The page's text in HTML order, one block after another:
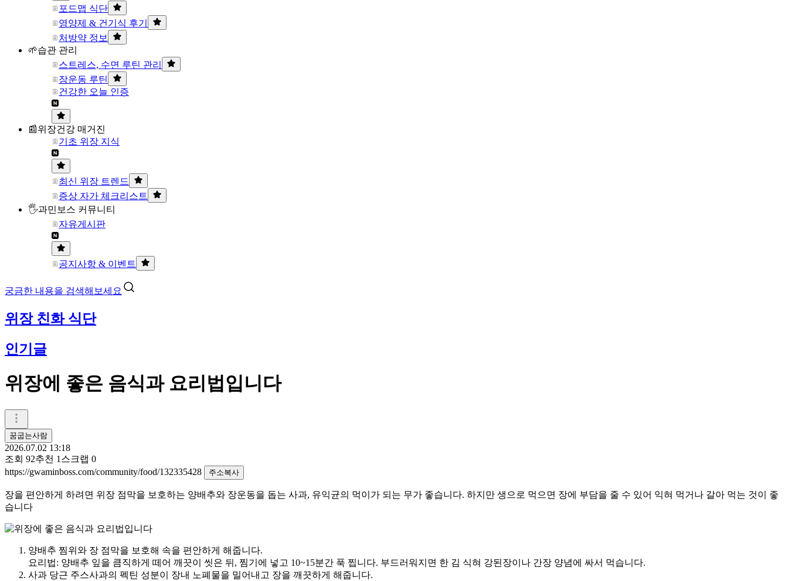
포드맵 식단
영양제 & 건기식 후기
처방약 정보
🌱습관 관리
스트레스, 수면 루틴 관리
장운동 루틴
건강한 오늘 인증
📰위장건강 매거진
기초 위장 지식
최신 위장 트렌드
증상 자가 체크리스트
🖐과민보스 커뮤니티
자유게시판
공지사항 & 이벤트
궁금한 내용을 검색해보세요
위장 친화 식단
인기글
위장에 좋은 음식과 요리법입니다
꿈굽는사람
2026.07.02 13:18
조회 92추천 1 스크랩 0
https://gwaminboss.com/community/food/132335428
주소복사
장을 편안하게 하려면 위장 점막을 보호하는 양배추와 장운동을 돕는 사과, 유익균의 먹이가 되는 무가 좋습니다. 하지만 생으로 먹으면 장에 부담을 줄 수 있어 익혀 먹거나 갈아 먹는 것이 좋
습니다
양배추 찜위와 장 점막을 보호해 속을 편안하게 해줍니다.
요리법: 양배추 잎을 큼직하게 떼어 깨끗이 씻은 뒤 , 찜기에 넣고 10~15분간 푹 찝니다. 부드러워지면 한 김 식혀 강된장이나 간장 양념에 싸서 먹습니다.
사과 당근 주스사과의 펙틴 성분이 장내 노폐물을 밀어내고 장을 깨끗하게 해줍니다.